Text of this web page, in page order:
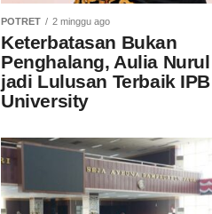
POTRET 2 minggu ago
Keterbatasan Bukan
Penghalang, Aulia
jadi Lulusan Terbaik IPB
University